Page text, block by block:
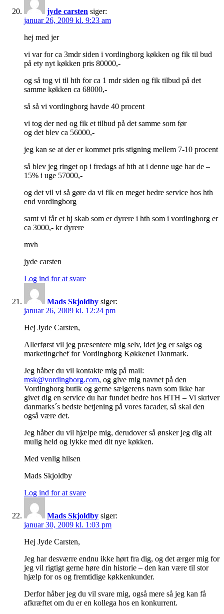
jyde carsten siger:
januar 26, 2009 kl. 9:23 am
hej med jer
vi var for ca 3mdr siden i vordingborg køkken og fik til bud
på ety nyt køkken pris 80000,-
og så tog vi til hth for ca 1 mdr siden og fik tilbud på det
samme køkken ca 68000,-
så så vi vordingborg havde 40 procent
vi tog der ned og fik et tilbud på det samme som før
og det blev ca 56000,-
jeg kan se at der er kommet pris stigning mellem 7-10 procent
så blev jeg ringet op i fredags af hth at i denne uge har de –
15% i uge 57000,-
og det vil vi så gøre da vi fik en meget bedre service hos hth
end vordingborg
samt vi får et hj skab som er dyrere i hth som i vordingborg er
ca 3000,- kr dyrere
mvh
jyde carsten
Log ind for at svare
Mads Skjoldby siger:
januar 26, 2009 kl. 12:24 pm
Hej Jyde Carsten,
Allerførst vil jeg præsentere mig selv, idet jeg er salgs og
marketingchef for Vordingborg Køkkenet Danmark.
Jeg håber du vil kontakte mig på mail:
msk@vordingborg.com, og give mig navnet på den
Vordingborg butik og gerne sælgerens navn som ikke har
givet dig en service du har fundet bedre hos HTH – Vi skriver
danmarks´s bedste betjening på vores facader, så skal den
også være det.
Jeg håber du vil hjælpe mig, derudover så ønsker jeg dig alt
mulig held og lykke med dit nye køkken.
Med venlig hilsen
Mads Skjoldby
Log ind for at svare
Mads Skjoldby siger:
januar 30, 2009 kl. 1:03 pm
Hej Jyde Carsten,
Jeg har desværre endnu ikke hørt fra dig, og det ærger mig for
jeg vil rigtigt gerne høre din historie – den kan være til stor
hjælp for os og fremtidige køkkenkunder.
Derfor håber jeg du vil svare mig, også mere så jeg kan få
afkræftet om du er en kollega hos en konkurrent.